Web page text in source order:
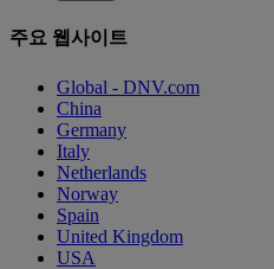
주요 웹사이트
Global - DNV.com
China
Germany
Italy
Netherlands
Norway
Spain
United Kingdom
USA